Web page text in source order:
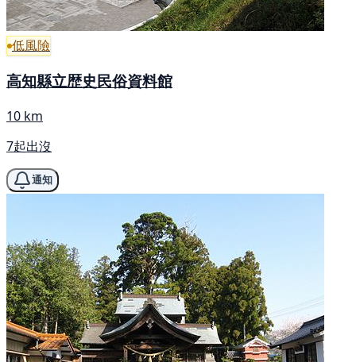
低風險
高知縣立歴史民俗資料館
10 km
7起出沒
通知